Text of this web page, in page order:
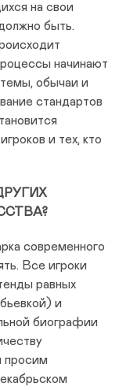
на свои
быть.
начинают
обычаи и
стандартов
и тех, кто
современного
Все игроки
равных
и
биографии
просим